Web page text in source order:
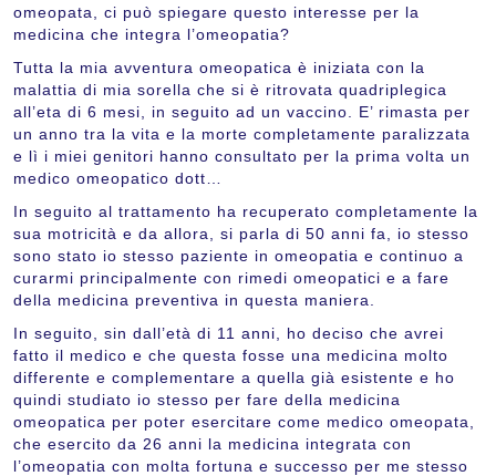
omeopata, ci può spiegare questo interesse per la
medicina che integra l’omeopatia?
Tutta la mia avventura omeopatica è iniziata con la
malattia di mia sorella che si è ritrovata quadriplegica
all’eta di 6 mesi, in seguito ad un vaccino. E’ rimasta per
un anno tra la vita e la morte completamente paralizzata
e lì i miei genitori hanno consultato per la prima volta un
medico omeopatico dott…
In seguito al trattamento ha recuperato completamente la
sua motricità e da allora, si parla di 50 anni fa, io stesso
sono stato io stesso paziente in omeopatia e continuo a
curarmi principalmente con rimedi omeopatici e a fare
della medicina preventiva in questa maniera.
In seguito, sin dall’età di 11 anni, ho deciso che avrei
fatto il medico e che questa fosse una medicina molto
differente e complementare a quella già esistente e ho
quindi studiato io stesso per fare della medicina
omeopatica per poter esercitare come medico omeopata,
che esercito da 26 anni la medicina integrata con
l’omeopatia con molta fortuna e successo per me stesso